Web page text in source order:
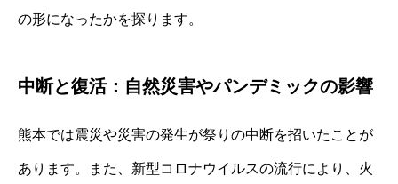
の形になったかを探ります。
中断と復活：自然災害やパンデミックの影響
熊本では震災や災害の発生が祭りの中断を招いたことが
あります。また、新型コロナウイルスの流行により、火